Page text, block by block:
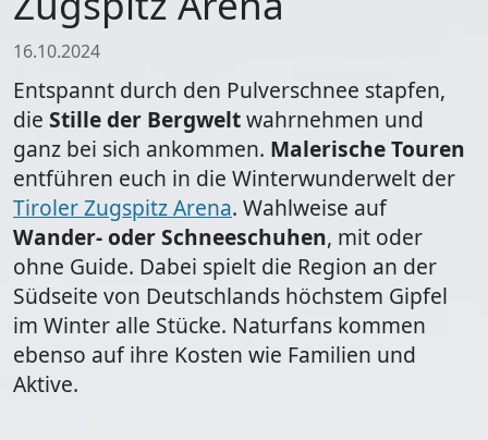
16.10.2024
Entspannt durch den Pulverschnee stapfen,
die Stille der Bergweltwahrnehmen und
ganz bei sich ankommen. Malerische Touren
entführen euch in die Winterwunderwelt der
Tiroler Zugspitz Arena. Wahlweise auf
Wander- oder Schneeschuhen, mit oder
ohne Guide. Dabei spielt die Region an der
Südseite von Deutschlands höchstem Gipfel
im Winter alle Stücke. Naturfans kommen
ebenso auf ihre Kosten wie Familien und
Aktive.